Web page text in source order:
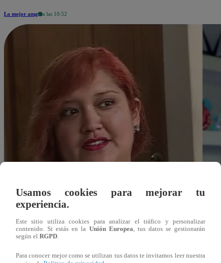
Lo mejor amg a las 10:52
jherrera@latina.pe
Usamos cookies para mejorar tu
experiencia.
Este sitio utiliza cookies para analizar el tráfico y personalizar
contenido. Si estás en la Unión Europea , tus datos se gestionarán
según el RGPD
Para conocer mejor como se utilizan tus datos te invitamos leer nuestra